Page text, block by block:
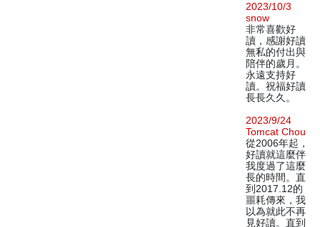
2023/10/3
snow
非常喜歡好
讀，感謝好讀
無私的付出與
陪伴的歲月。
永遠支持好
讀。祝福好讀
長長久久。
2023/9/24
Tomcat Chou
從2006年起，
好讀就這麼伴
我度過了這麼
長的時間。直
到2017.12的
噩耗傳來，我
以為就此不再
見好讀。直到